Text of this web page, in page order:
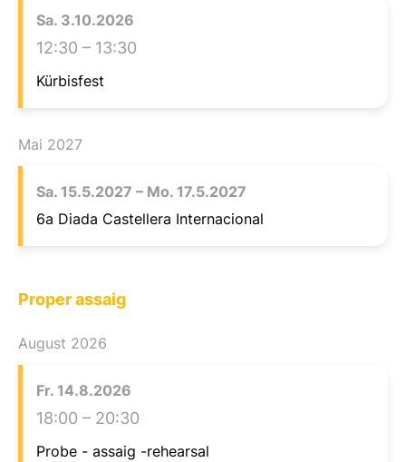
Sa. 3.10.2026
12:30 – 13:30
Kürbisfest
Mai 2027
Sa. 15.5.2027 – Mo. 17.5.2027
6a Diada Castellera Internacional
Proper assaig
August 2026
Fr. 14.8.2026
18:00 – 20:30
Probe - assaig -rehearsal